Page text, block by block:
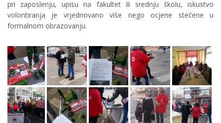
pri zaposlenju, upisu na fakultet ili srednju školu, iskustvo
volontiranja je vrjednovano više nego ocjene stečene u
formalnom obrazovanju.